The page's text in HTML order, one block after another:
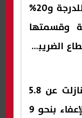
15% للمبلغ المتبقي وفقا للدرجة و20%
وقسمتها
الضريبي
وقالت إن الخزانة العامة تنازلت عن 5.8
مليار جنيه تكلفة رفع حد الإعفاء بنحو 9